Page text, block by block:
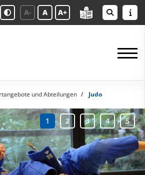
A- A A+
und Abteilungen Judo